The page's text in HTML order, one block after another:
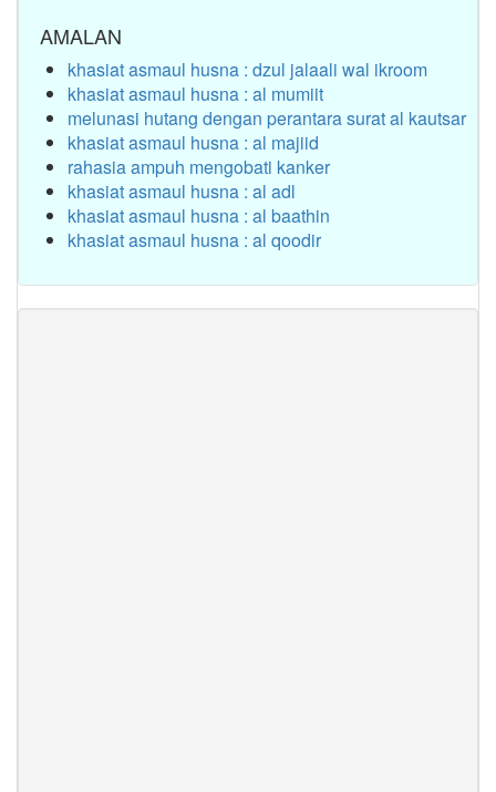
AMALAN
khasiat asmaul husna : dzul jalaali wal ikroom
khasiat asmaul husna : al mumiit
melunasi hutang dengan perantara surat al kautsar
khasiat asmaul husna : al majiid
rahasia ampuh mengobati kanker
khasiat asmaul husna : al adl
khasiat asmaul husna : al baathin
khasiat asmaul husna : al qoodir